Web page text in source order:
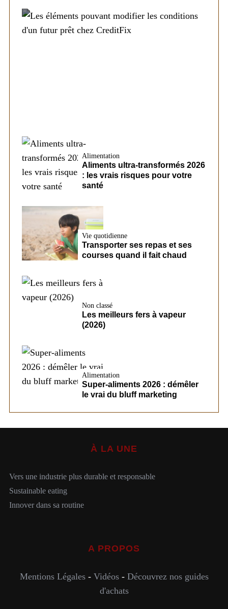
Alimentation
Aliments ultra-transformés 2026
: les vrais risques pour votre
santé
Vie quotidienne
Transporter ses repas et ses
courses quand il fait chaud
Non classé
Les meilleurs fers à vapeur
(2026)
Alimentation
Super-aliments 2026 : démêler
le vrai du bluff marketing
À LA UNE
Vers une industrie plus durable et responsable
Sustainable eating
Innover dans sa routine
A PROPOS
Mentions Légales- Vidéos- Découvrez nos guides
d'achats